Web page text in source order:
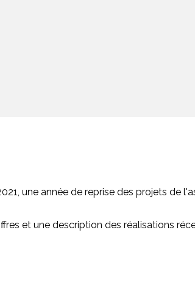
une année de reprise des projets de
et une description des réalisations